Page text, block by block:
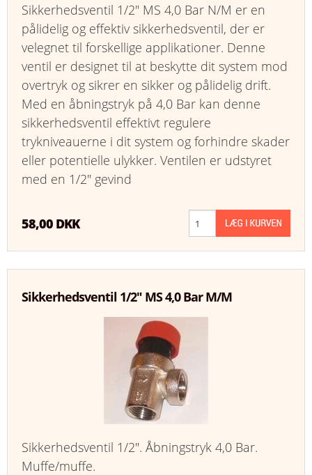
Sikkerhedsventil 1/2" MS 4,0 Bar N/M er en
pålidelig og effektiv sikkerhedsventil, der er
velegnet til forskellige applikationer. Denne
ventil er designet til at beskytte dit system mod
overtryk og sikrer en sikker og pålidelig drift.
Med en åbningstryk på 4,0 Bar kan denne
sikkerhedsventil effektivt regulere
trykniveauerne i dit system og forhindre skader
eller potentielle ulykker. Ventilen er udstyret
med en 1/2" gevind
58,00 DKK
Sikkerhedsventil 1/2" MS 4,0 Bar M/M
Sikkerhedsventil 1/2". Åbningstryk 4,0 Bar.
Muffe/muffe.